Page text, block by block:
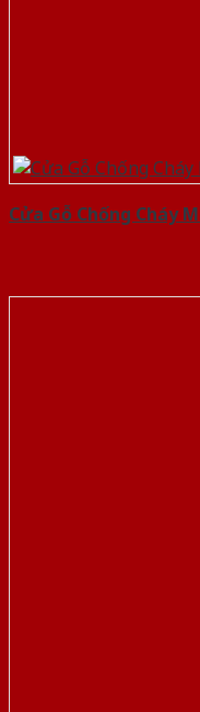
Cửa Gỗ Chống Cháy